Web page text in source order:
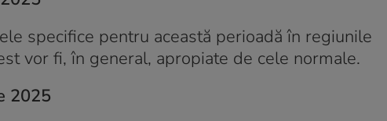
specifice pentru această perioadă în regiunile
vor fi, în general, apropiate de cele normale.
2025